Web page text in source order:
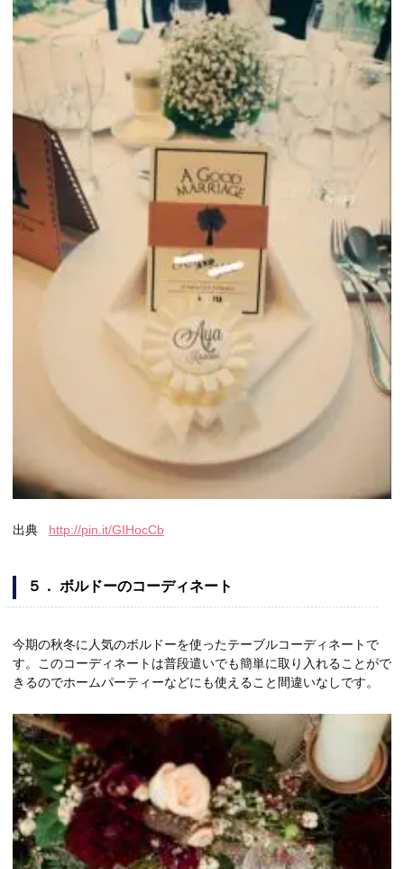
出典 http://pin.it/GIHocCb
５． ボルドーのコーディネート
今期の秋冬に人気のボルドーを使ったテーブルコーディネートで
す。このコーディネートは普段遣いでも簡単に取り入れることがで
きるのでホームパーティーなどにも使えること間違いなしです。